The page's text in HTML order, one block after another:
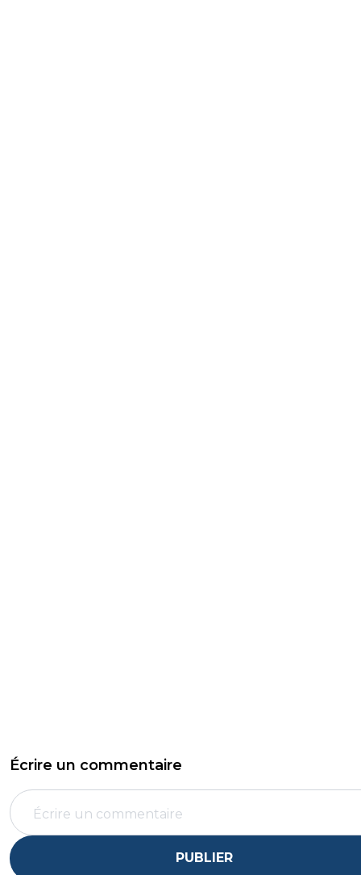
Écrire un commentaire
PUBLIER